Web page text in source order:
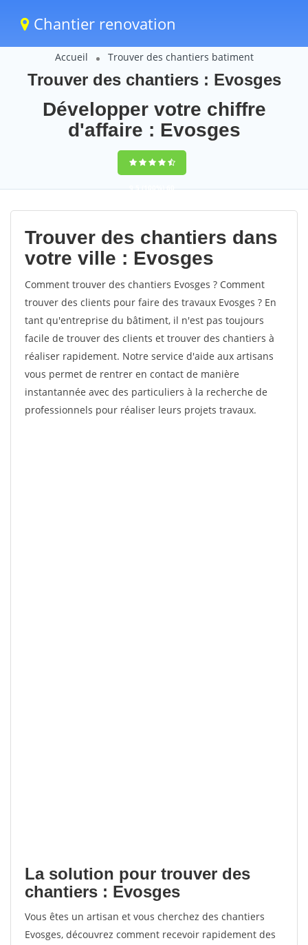
Chantier renovation
Accueil Trouver des chantiers batiment
Trouver des chantiers : Evosges
Développer votre chiffre
d'affaire : Evosges
9,5(100%)60
votes
Trouver des chantiers dans
votre ville : Evosges
Comment trouver des chantiers Evosges ? Comment
trouver des clients pour faire des travaux Evosges ? En
tant qu'entreprise du bâtiment, il n'est pas toujours
facile de trouver des clients et trouver des chantiers à
réaliser rapidement. Notre service d'aide aux artisans
vous permet de rentrer en contact de manière
instantannée avec des particuliers à la recherche de
professionnels pour réaliser leurs projets travaux.
La solution pour trouver des
chantiers : Evosges
Vous êtes un artisan et vous cherchez des chantiers
Evosges, découvrez comment recevoir rapidement des